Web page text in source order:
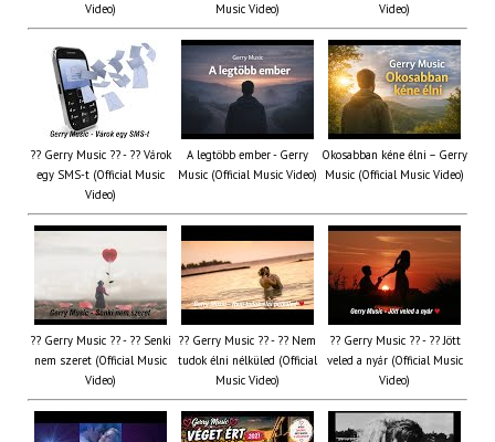
Video)
Music Video)
Video)
?? Gerry Music ?? - ?? Várok
egy SMS-t (Official Music
Video)
A legtöbb ember - Gerry
Music (Official Music Video)
Okosabban kéne élni – Gerry
Music (Official Music Video)
?? Gerry Music ?? - ?? Senki
nem szeret (Official Music
Video)
?? Gerry Music ?? - ?? Nem
tudok élni nélküled (Official
Music Video)
?? Gerry Music ?? - ?? Jött
veled a nyár (Official Music
Video)